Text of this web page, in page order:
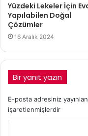
Yüzdeki Lekeler İçin
Yapılabilen Doğal
Çözümler
16 Aralık 2024
Bir yanıt yazın
E-posta adresiniz
işaretlenmişlerdir